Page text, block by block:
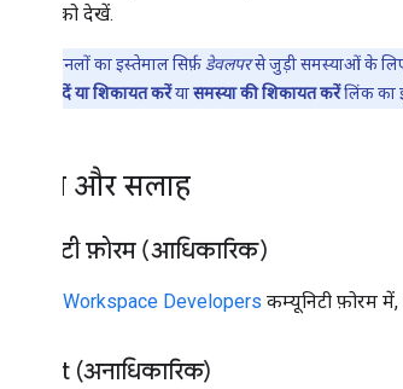
विकल्पों को देखें.
इन चैनलों का इस्तेमाल सिर्फ़ डेवलपरसे जुड़ी समस्याओं के लिए
सुझाव/राय दें या शिकायत करेंयासमस्या की शिकायत करेंलिंक का
सवाल और सलाह
कम्यूनिटी फ़ोरम (आधिकारिक)
Google Workspace Developers कम्यूनिटी फ़ोरम
Reddit (अनाधिकारिक)